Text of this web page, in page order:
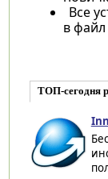
Все
в файл
ТОП-сегодня